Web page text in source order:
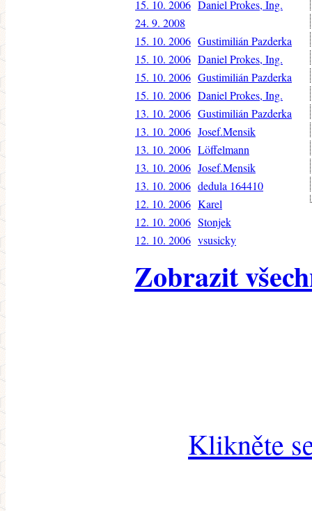
15. 10. 2006 Daniel Prokes, Ing.
24. 9. 2008
15. 10. 2006 Gustimilián Pazderka
15. 10. 2006 Daniel Prokes, Ing.
15. 10. 2006 Gustimilián Pazderka
15. 10. 2006 Daniel Prokes, Ing.
13. 10. 2006 Gustimilián Pazderka
13. 10. 2006 Josef.Mensik
13. 10. 2006 Löffelmann
13. 10. 2006 Josef.Mensik
13. 10. 2006 dedula 164410
12. 10. 2006 Karel
12. 10. 2006 Stonjek
12. 10. 2006 vsusicky
Zobrazit
Klikněte